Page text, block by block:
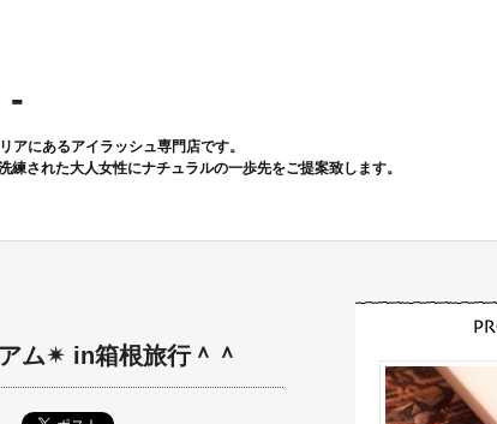
-
にあるアイラッシュ専門店です。
練された大人女性にナチュラルの一歩先をご提案致します。
ム✴︎ in箱根旅行＾＾